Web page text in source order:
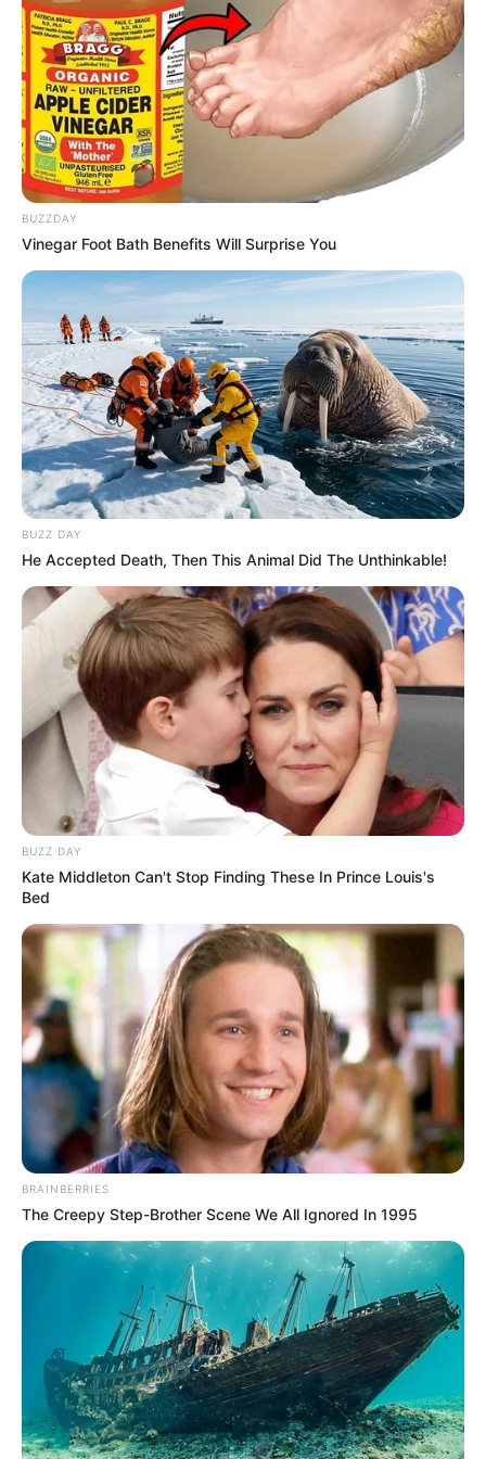
super base Turf pour faire un Quarté Quinté. Une base
incontournable pour les jeux en champs réduits.
15 CAMILLE PISSARRO
17 SINILEO
2 RIDARI
Découvrez letaux de réussite de onze pronostiqueurs de la
au jeu du Simple Gagnant et Placé sur les 10 derniers
Quintés de Plat.
Les Meilleures cotes pour les plus grandes compétitions de
Football sont ici.
NUMEROS ASTRO QUINTE CHANCE DU JOUR
Spécial Tocard du Quinté QATAR PRIX DU
JOCKEY CLUB
Le spécial Tocard de meilleur pronostic est assurément un
jeu spéculatif donc risqué…
4 AL AALI
A lire plus bas sur cette page l’analyse du Spécial Tocard
LIRE LA SUITE
BUZZDAY
Vinegar Foot Bath Benefits Will Surprise You
BUZZ DAY
He Accepted Death, Then This Animal Did The Unthinkable!
BUZZ DAY
Kate Middleton Can't Stop Finding These In Prince Louis's
Bed
BRAINBERRIES
The Creepy Step-Brother Scene We All Ignored In 1995